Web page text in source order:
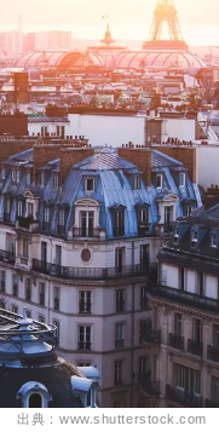
出典：www.shutterstock.com